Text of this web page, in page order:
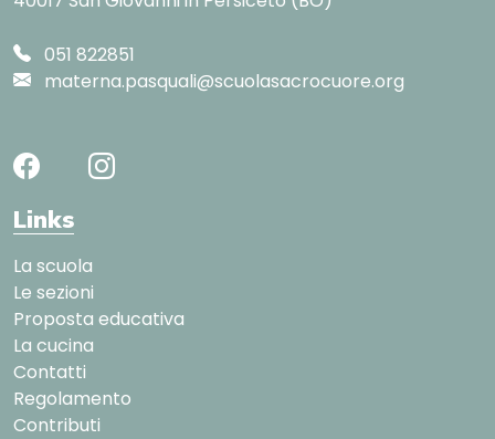
051 822851
materna.pasquali@scuolasacrocuore.org
Links
La scuola
Le sezioni
Proposta educativa
La cucina
Contatti
Regolamento
Contributi